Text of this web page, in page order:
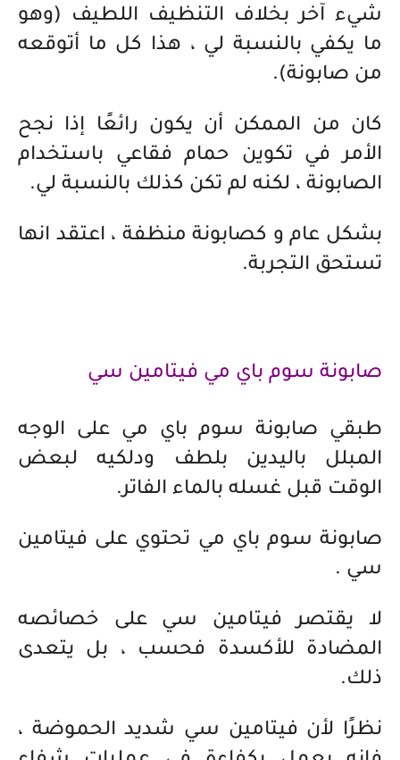
شيء آخر بخلاف التنظيف اللطيف (وهو
ما يكفي بالنسبة لي ، هذا كل ما أتوقعه
من صابونة).
كان من الممكن أن يكون رائعًا إذا نجح
الأمر في تكوين حمام فقاعي باستخدام
الصابونة ، لكنه لم تكن كذلك بالنسبة لي.
بشكل عام و كصابونة منظفة ، اعتقد انها
تستحق التجربة.
صابونة سوم باي مي فيتامين سي
طبقي صابونة سوم باي مي على الوجه
المبلل باليدين بلطف ودلكيه لبعض
الوقت قبل غسله بالماء الفاتر.
صابونة سوم باي مي تحتوي على فيتامين
سي .
لا يقتصر فيتامين سي على خصائصه
المضادة للأكسدة فحسب ، بل يتعدى
ذلك.
نظرًا لأن فيتامين سي شديد الحموضة ،